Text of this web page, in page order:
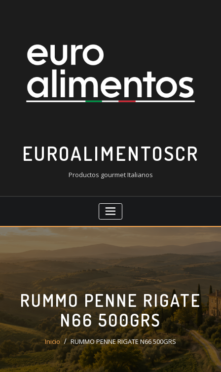
EUROALIMENTOSCR
Productos gourmet Italianos
RUMMO PENNE RIGATE
N66 500GRS
Inicio RUMMO PENNE RIGATE N66 500GRS